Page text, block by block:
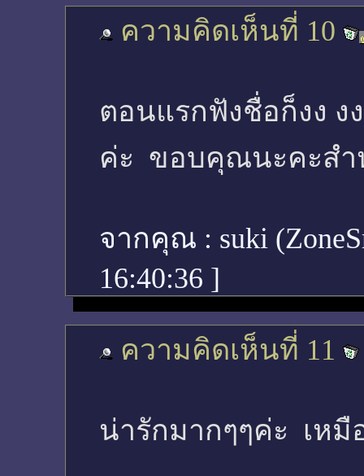
ความคิดเห็นที่ 10
ตอนแรกฟังชื่อก็งง ง
ค่ะ ขอบคุณนะคะสำ
จากคุณ : suki
16:40:36 ]
ความคิดเห็นที่ 11
น่ารักมากๆๆค่ะ เหมื